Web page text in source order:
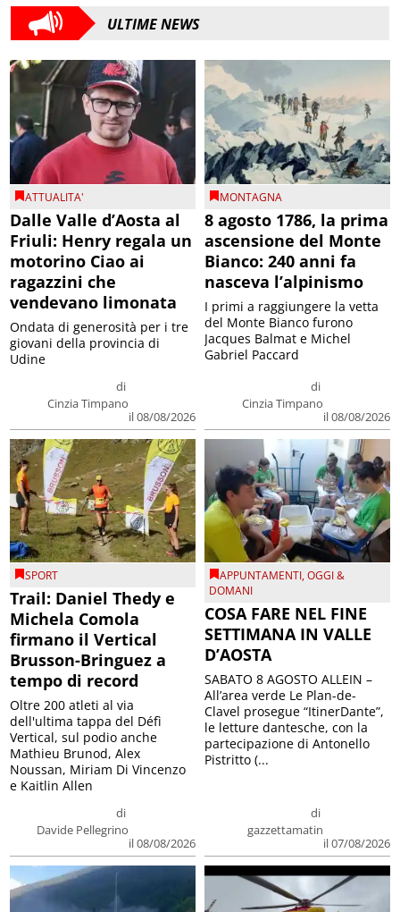
ULTIME NEWS
ATTUALITA'
Dalle Valle d’Aosta al
Friuli: Henry regala un
motorino Ciao ai
ragazzini che
vendevano limonata
di
Cinzia Timpano
il 08/08/2026
Ondata di generosità per i tre
giovani della provincia di
Udine
MONTAGNA
8 agosto 1786, la prima
ascensione del Monte
Bianco: 240 anni fa
nasceva l’alpinismo
di
Cinzia Timpano
il 08/08/2026
I primi a raggiungere la vetta
del Monte Bianco furono
Jacques Balmat e Michel
Gabriel Paccard
SPORT
Trail: Daniel Thedy e
Michela Comola
firmano il Vertical
Brusson-Bringuez a
tempo di record
di
Davide Pellegrino
il 08/08/2026
Oltre 200 atleti al via
dell'ultima tappa del Défì
Vertical, sul podio anche
Mathieu Brunod, Alex
Noussan, Miriam Di Vincenzo
e Kaitlin Allen
APPUNTAMENTI,OGGI &
DOMANI
COSA FARE NEL FINE
SETTIMANA IN VALLE
D’AOSTA
di
gazzettamatin
il 07/08/2026
SABATO 8 AGOSTO ALLEIN –
All’area verde Le Plan-de-
Clavel prosegue “ItinerDante”,
le letture dantesche, con la
partecipazione di Antonello
Pistritto (...